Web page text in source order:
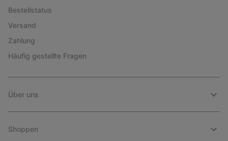
Bestellstatus
Versand
Zahlung
Häufig gestellte Fragen
Über uns
Shoppen